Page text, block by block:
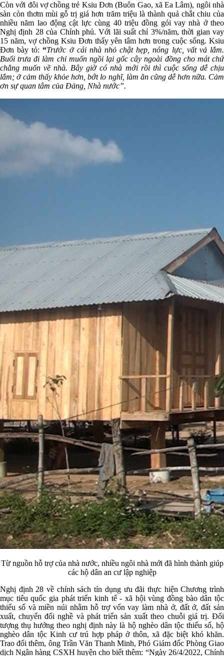
Còn với đôi vợ chồng trẻ Ksiu Đơn (Buôn Gao, xã Ea Lâm), ngôi nhà
sàn còn thơm mùi gỗ trị giá hơn trăm triệu là thành quả chắt chiu của
nhiều năm lao động cật lực cùng 40 triệu đồng gói vay nhà ở theo
Nghị định 28 của Chính phủ. Với lãi suất chỉ 3%/năm, thời gian vay
15 năm, vợ chồng Ksiu Đơn thấy yên tâm hơn trong cuộc sống. Ksiu
Đơn bày tỏ: “Trước ở cái nhà nhỏ chật hẹp, nóng lực, vất vả lắm.
Buổi trưa đi làm chỉ muốn ngồi lại gốc cây ngoài đồng cho mát chứ
chẳng muốn về nhà. Bây giờ có nhà mới rồi thì cuộc sống dễ chịu
lắm; ở cảm thấy khỏe hơn, bớt lo nghĩ, làm ăn cũng dễ hơn nữa. Cảm
ơn sự quan tâm của Đảng, Nhà nước”.
Từ nguồn hỗ trợ của nhà nước, nhiều ngôi nhà mới đã hình thành giúp
các hộ dân an cư lập nghiệp
Nghị định 28 về chính sách tín dụng ưu đãi thực hiện Chương trình
mục tiêu quốc gia phát triển kinh tế - xã hội vùng đồng bào dân tộc
thiểu số và miền núi nhằm hỗ trợ vốn vay làm nhà ở, đất ở, đất sản
xuất, chuyển đổi nghề và phát triển sản xuất theo chuỗi giá trị. Đối
tượng thụ hưởng theo nghị định này là hộ nghèo dân tộc thiểu số, hộ
nghèo dân tộc Kinh cư trú hợp pháp ở thôn, xã đặc biệt khó khăn.
Trao đổi thêm, ông Trần Văn Thanh Minh, Phó Giám đốc Phòng Giao
dịch Ngân hàng CSXH huyện cho biết thêm: “Ngày 26/4/2022, Chính